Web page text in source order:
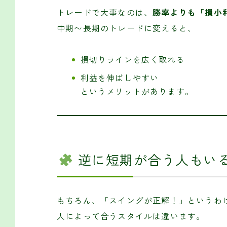
トレードで大事なのは、勝率よりも「損小
中期〜長期のトレードに変えると、
損切りラインを広く取れる
利益を伸ばしやすい
というメリットがあります。
逆に短期が合う人もい
もちろん、「スイングが正解！」というわ
人によって合うスタイルは違います。